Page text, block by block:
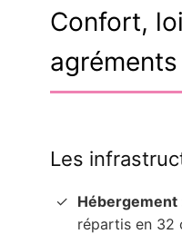
Confort,
agréments
Les
Hébergement
répartis en 32